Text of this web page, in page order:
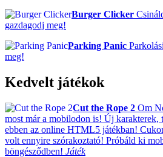
Burger Clicker
gazdagodj meg!
Parking Panic
meg!
Kedvelt játékok
Cut the Rope 2 Om
most már a mobilodon is! Új karakterek,
ebben az online HTML5 játékban!
volt ennyire szórakoztató! Próbáld ki
böngésződben! Játék